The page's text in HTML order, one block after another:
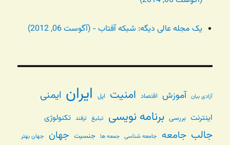
یک مجله عالی دیگه: شبکه آفتاب - (آگوست 06, 2012)
آزادی بیان آموزش اقتصاد امنیت اپل ایران ایمنی
اینترنت بررسی برنامه نویسی تبلیغ ترفند تکنولوژی
جالب جامعه جامعه شناسی جمعه ها جنسیت جهان جهان بهتر